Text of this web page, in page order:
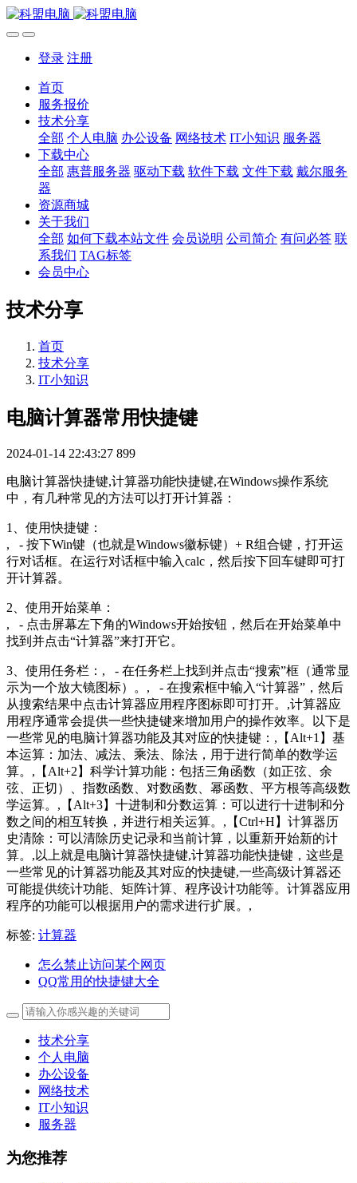
登录 注册
首页
服务报价
技术分享
全部 个人电脑 办公设备 网络技术 IT小知识 服务器
下载中心
全部 惠普服务器 驱动下载 软件下载 文件下载 戴尔服务
器
资源商城
关于我们
全部 如何下载本站文件 会员说明 公司简介 有问必答 联
系我们 TAG标签
会员中心
技术分享
首页
技术分享
IT小知识
电脑计算器常用快捷键
2024-01-14 22:43:27 899
电脑计算器快捷键,计算器功能快捷键,在Windows操作系统
中，有几种常见的方法可以打开计算器：
1、使用快捷键：
, - 按下Win键（也就是Windows徽标键）+ R组合键，打开运
行对话框。在运行对话框中输入calc，然后按下回车键即可打
开计算器。
2、使用开始菜单：
, - 点击屏幕左下角的Windows开始按钮，然后在开始菜单中
找到并点击“计算器”来打开它。
3、使用任务栏：, - 在任务栏上找到并点击“搜索”框（通常显
示为一个放大镜图标）。, - 在搜索框中输入“计算器”，然后
从搜索结果中点击计算器应用程序图标即可打开。,计算器应
用程序通常会提供一些快捷键来增加用户的操作效率。以下是
一些常见的电脑计算器功能及其对应的快捷键：,【Alt+1】基
本运算：加法、减法、乘法、除法，用于进行简单的数学运
算。,【Alt+2】科学计算功能：包括三角函数（如正弦、余
弦、正切）、指数函数、对数函数、幂函数、平方根等高级数
学运算。,【Alt+3】十进制和分数运算：可以进行十进制和分
数之间的相互转换，并进行相关运算。,【Ctrl+H】计算器历
史清除：可以清除历史记录和当前计算，以重新开始新的计
算。,以上就是电脑计算器快捷键,计算器功能快捷键，这些是
一些常见的计算器功能及其对应的快捷键,一些高级计算器还
可能提供统计功能、矩阵计算、程序设计功能等。计算器应用
程序的功能可以根据用户的需求进行扩展。,
标签: 计算器
怎么禁止访问某个网页
QQ常用的快捷键大全
技术分享
个人电脑
办公设备
网络技术
IT小知识
服务器
为您推荐